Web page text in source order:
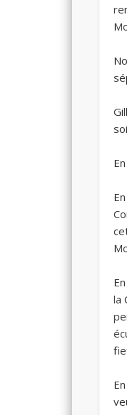
En
En
En
la
En